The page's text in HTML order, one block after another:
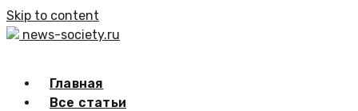
Skip to content
news-society.ru
Главная
Все статьи